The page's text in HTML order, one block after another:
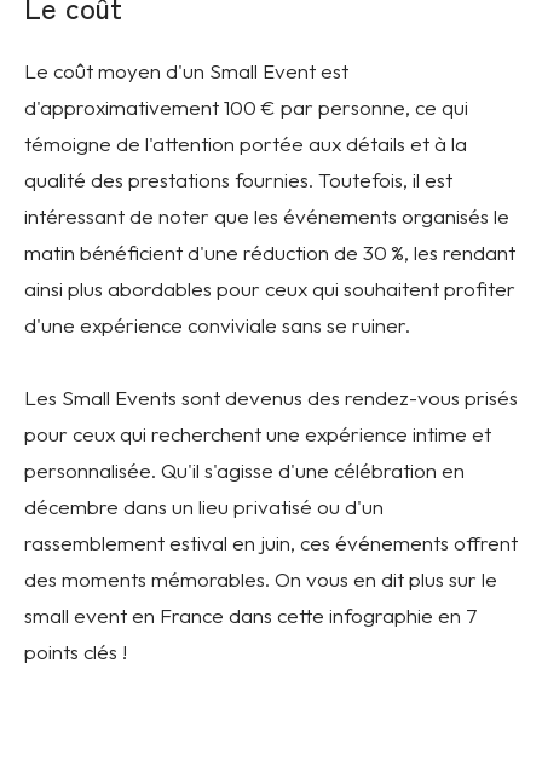
Le coût moyen d'un Small Event est
d'approximativement 100 € par personne, ce qui
témoigne de l'attention portée aux détails et à la
qualité des prestations fournies. Toutefois, il est
intéressant de noter que les événements organisés le
matin bénéficient d'une réduction de 30 %, les rendant
ainsi plus abordables pour ceux qui souhaitent profiter
d'une expérience conviviale sans se ruiner.
Les Small Events sont devenus des rendez-vous prisés
pour ceux qui recherchent une expérience intime et
personnalisée. Qu'il s'agisse d'une célébration en
décembre dans un lieu privatisé ou d'un
rassemblement estival en juin, ces événements offrent
des moments mémorables. On vous en dit plus sur le
small event en France dans cette infographie en 7
points clés !